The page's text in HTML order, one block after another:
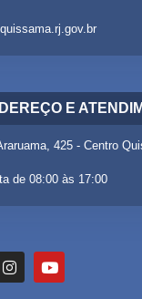
E
425 - Centro
de 08:00 às 17:00